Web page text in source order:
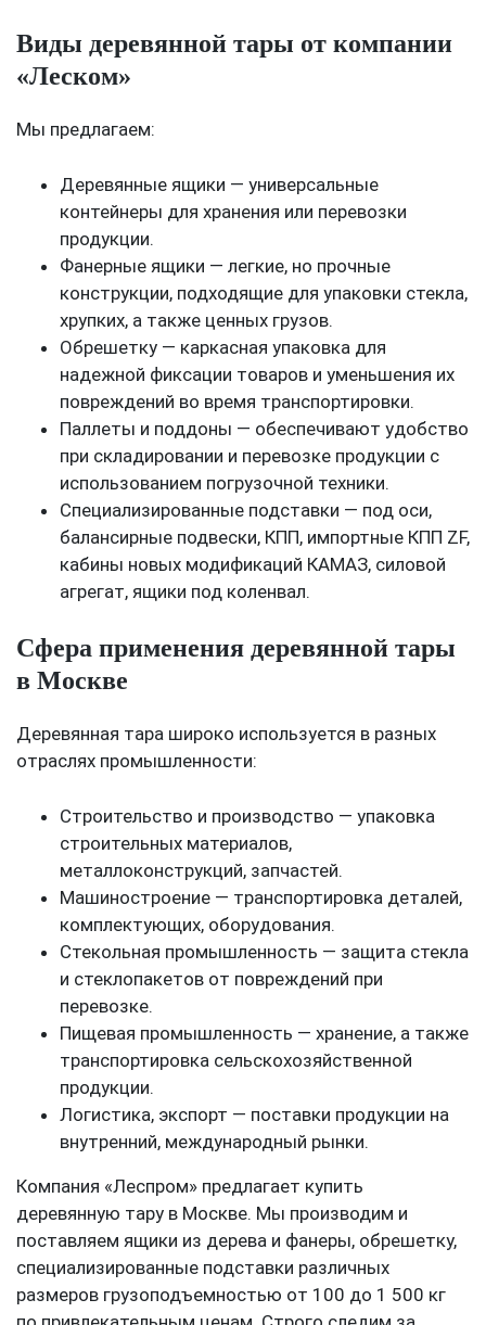
Виды деревянной тары от компании
«Леском»
Мы предлагаем:
Деревянные ящики — универсальные
контейнеры для хранения или перевозки
продукции.
Фанерные ящики — легкие, но прочные
конструкции, подходящие для упаковки стекла,
хрупких, а также ценных грузов.
Обрешетку — каркасная упаковка для
надежной фиксации товаров и уменьшения их
повреждений во время транспортировки.
Паллеты и поддоны — обеспечивают удобство
при складировании и перевозке продукции с
использованием погрузочной техники.
Специализированные подставки — под оси,
балансирные подвески, КПП, импортные КПП ZF,
кабины новых модификаций КАМАЗ, силовой
агрегат, ящики под коленвал.
Сфера применения деревянной тары
в Москве
Деревянная тара широко используется в разных
отраслях промышленности:
Строительство и производство — упаковка
строительных материалов,
металлоконструкций, запчастей.
Машиностроение — транспортировка деталей,
комплектующих, оборудования.
Стекольная промышленность — защита стекла
и стеклопакетов от повреждений при
перевозке.
Пищевая промышленность — хранение, а также
транспортировка сельскохозяйственной
продукции.
Логистика, экспорт — поставки продукции на
внутренний, международный рынки.
Компания «Леспром» предлагает купить
деревянную тару в Москве. Мы производим и
поставляем ящики из дерева и фанеры, обрешетку,
специализированные подставки различных
размеров грузоподъемностью от 100 до 1 500 кг